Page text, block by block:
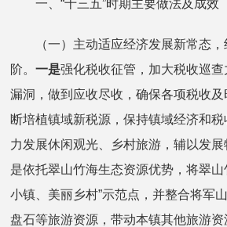
一、“十三五”时期主要做法及成效
（一）主动适应经济发展新常态，
阶。一是强化税收征管，加大税收巡
漏洞，做到应收尽收，确保各项税收
断培植镇域新税源，保持镇域经济和
力发展休闲观光、乡村旅游，辅以发
是依托翠山竹海生态资源优势，将翠
小镇、美丽乡村”示范点，并整合将军
盘石等旅游资源，带动本镇其他旅游